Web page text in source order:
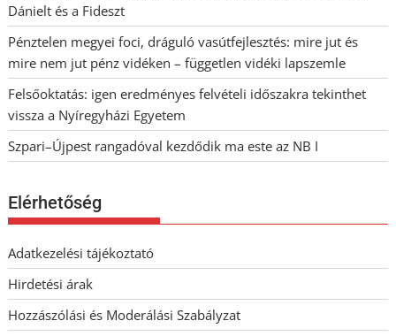
Dánielt és a Fideszt
Pénztelen megyei foci, dráguló vasútfejlesztés: mire jut és
mire nem jut pénz vidéken – független vidéki lapszemle
Felsőoktatás: igen eredményes felvételi időszakra tekinthet
vissza a Nyíregyházi Egyetem
Szpari–Újpest rangadóval kezdődik ma este az NB I
Elérhetőség
Adatkezelési tájékoztató
Hirdetési árak
Hozzászólási és Moderálási Szabályzat